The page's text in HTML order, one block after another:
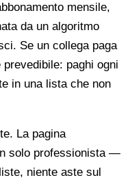
mensile,
da un algoritmo
Se un collega paga
paghi ogni
in una lista che non
La pagina
solo professionista —
niente aste sul